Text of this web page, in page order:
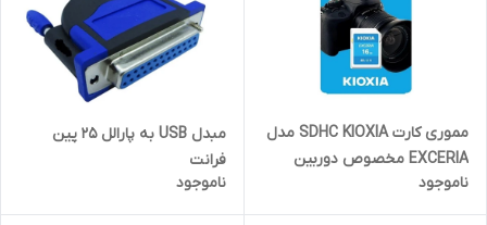
مموری کارت SDHC KIOXIA مدل
EXCERIA مخصوص دوربین
عکاسی
ناموجود
مبدل USB به پارالل ۲۵ پین
فرانت
ناموجود